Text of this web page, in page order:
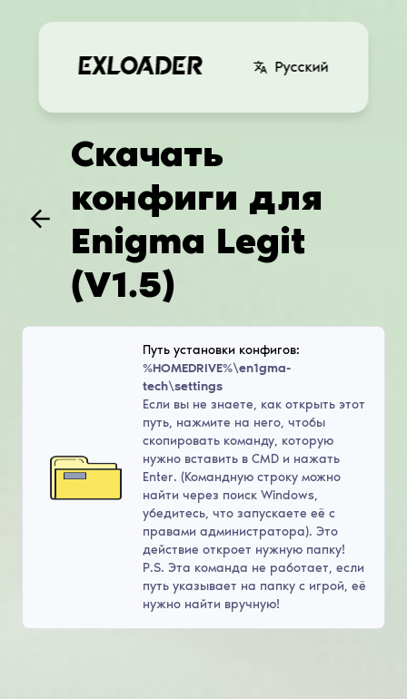
Русский
Скачать
конфиги для
Enigma Legit
(V1.5)
Путь установки конфигов:
%HOMEDRIVE%\en1gma-
tech\settings
Если вы не знаете, как открыть этот
путь, нажмите на него, чтобы
скопировать команду, которую
нужно вставить в CMD и нажать
Enter. (Командную строку можно
найти через поиск Windows,
убедитесь, что запускаете её с
правами администратора). Это
действие откроет нужную папку!
P.S. Эта команда не работает, если
путь указывает на папку с игрой, её
нужно найти вручную!